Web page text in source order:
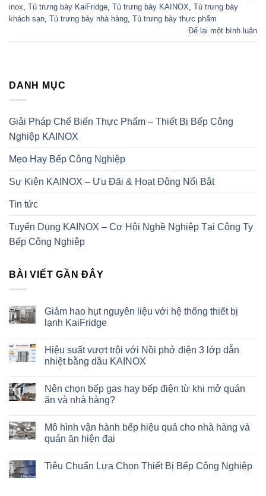
inox Tủ trưng bày KaiFridge Tủ trưng bày KAINOX Tủ trưng bày
khách sạn Tủ trưng bày nhà hàng Tủ trưng bày thực phẩm
Để lại một bình luận
DANH MỤC
Giải Pháp Chế Biến Thực Phẩm – Thiết Bị Bếp Công
Nghiệp KAINOX
Mẹo Hay Bếp Công Nghiệp
Sự Kiện KAINOX – Ưu Đãi & Hoạt Động Nổi Bật
Tin tức
Tuyển Dụng KAINOX – Cơ Hội Nghề Nghiệp Tại Công Ty
Bếp Công Nghiệp
BÀI VIẾT GẦN ĐÂY
Giảm hao hụt nguyên liệu với hệ thống thiết bị
lạnh KaiFridge
Hiệu suất vượt trội với Nồi phở điện 3 lớp dẫn
nhiệt bằng dầu KAINOX
Nên chọn bếp gas hay bếp điện từ khi mở quán
ăn và nhà hàng?
Mô hình vận hành bếp hiệu quả cho nhà hàng và
quán ăn hiện đại
Tiêu Chuẩn Lựa Chọn Thiết Bị Bếp Công Nghiệp